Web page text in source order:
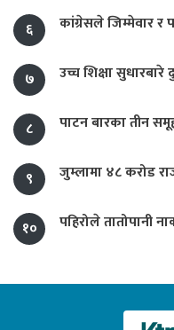
६
कांग्रेसले जिम्मेवार र
७ उच्च शिक्षा सुधारबारे
८ पाटन बारका तीन
९ जुम्लामा ४८ करोड
१० पहिरोले तातोपानी